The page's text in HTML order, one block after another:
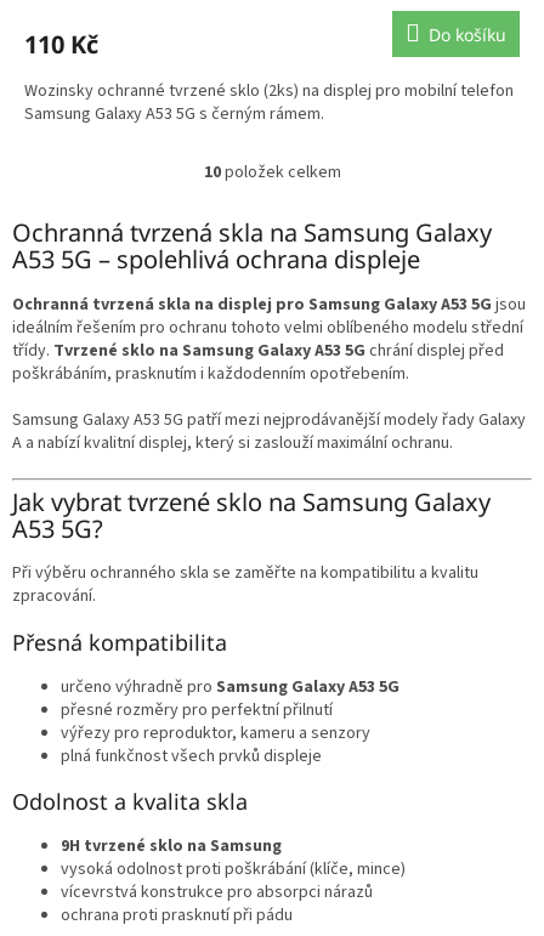
110 Kč Do košíku
Wozinsky ochranné tvrzené sklo (2ks) na displej pro mobilní telefon
Samsung Galaxy A53 5G s černým rámem.
O
l
á
d
a
c
í
p
v
k
v
ý
s
10položek celkem
Ochranná tvrzená skla na Samsung Galaxy
A53 5G – spolehlivá ochrana displeje
Ochranná tvrzená skla na displej pro Samsung Galaxy A53 5G jsou
ideálním řešením pro ochranu tohoto velmi oblíbeného modelu střední
třídy. Tvrzené sklo na Samsung Galaxy A53 5G chrání displej před
poškrábáním, prasknutím i každodenním opotřebením.
Samsung Galaxy A53 5G patří mezi nejprodávanější modely řady Galaxy
A a nabízí kvalitní displej, který si zaslouží maximální ochranu.
Jak vybrat tvrzené sklo na Samsung Galaxy
A53 5G?
Při výběru ochranného skla se zaměřte na kompatibilitu a kvalitu
zpracování.
Přesná kompatibilita
určeno výhradně pro Samsung Galaxy A53 5G
přesné rozměry pro perfektní přilnutí
výřezy pro reproduktor, kameru a senzory
plná funkčnost všech prvků displeje
Odolnost a kvalita skla
9H tvrzené sklo na Samsung
vysoká odolnost proti poškrábání (klíče, mince)
vícevrstvá konstrukce pro absorpci nárazů
ochrana proti prasknutí při pádu